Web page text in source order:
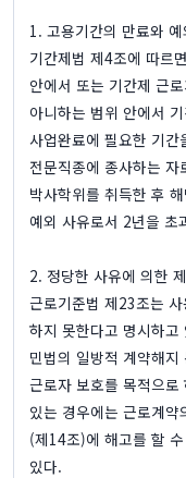
1. 고용기간의 만료와 예
기간제법 제4조에 따르
안에서 또는 기간제 근
아니하는 범위 안에서
사업완료에 필요한 기
전문직종에 종사하는
박사학위를 취득한 후
예외 사유로서 2년을 초
2. 정당한 사유에 의한
근로기준법 제23조는
하지 못한다고 명시하
민법의 일방적 계약해
근로자 보호를 목적으
있는 경우에는 근로계
(제14조)에 해고를 할
있다.